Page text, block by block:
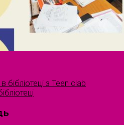
бібліотеці з Teen clab